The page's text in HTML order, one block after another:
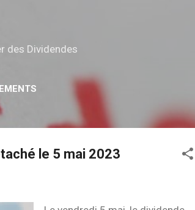
des Dividendes
le 5 mai 2023